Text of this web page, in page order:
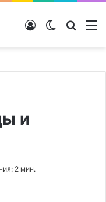
Switch skin
Войти
и
2 мин.